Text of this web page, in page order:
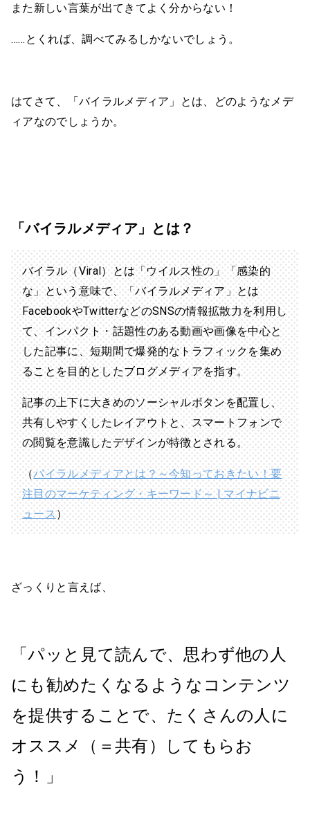
また新しい言葉が出てきてよく分からない！
……とくれば、調べてみるしかないでしょう。
はてさて、「バイラルメディア」とは、どのようなメデ
ィアなのでしょうか。
「バイラルメディア」とは？
バイラル（Viral）とは「ウイルス性の」「感染的
な」という意味で、「バイラルメディア」とは
FacebookやTwitterなどのSNSの情報拡散力を利用し
て、インパクト・話題性のある動画や画像を中心と
した記事に、短期間で爆発的なトラフィックを集め
ることを目的としたブログメディアを指す。
記事の上下に大きめのソーシャルボタンを配置し、
共有しやすくしたレイアウトと、スマートフォンで
の閲覧を意識したデザインが特徴とされる。
（バイラルメディアとは？～今知っておきたい！要
注目のマーケティング・キーワード～ | マイナビニ
ュース）
ざっくりと言えば、
「パッと見て読んで、思わず他の人
にも勧めたくなるようなコンテンツ
を提供することで、たくさんの人に
オススメ（＝共有）してもらお
う！」